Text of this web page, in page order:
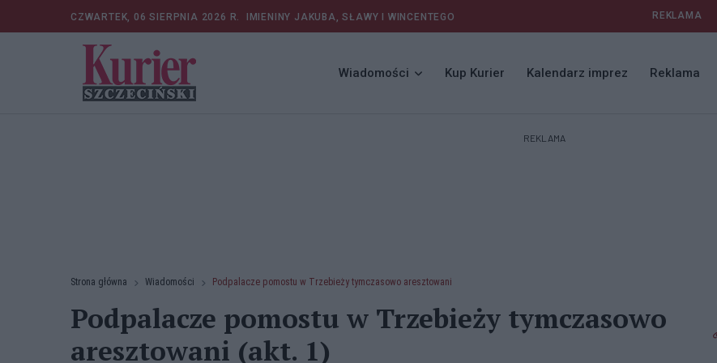
CZWARTEK, 06 SIERPNIA 2026 R. IMIENINY JAKUBA, SŁAWY I WINCENTEGO REKLAMA
Wiadomości Kup Kurier Kalendarz imprez Reklama
REKLAMA
Strona główna Wiadomości Podpalacze pomostu w Trzebieży tymczasowo aresztowani
Podpalacze pomostu w Trzebieży tymczasowo
aresztowani (akt. 1)